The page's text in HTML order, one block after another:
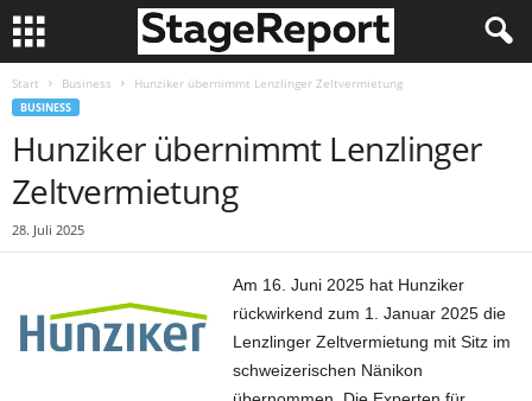
Start Business Hunziker übernimmt Lenzlinger Zeltvermietung
BUSINESS
Hunziker übernimmt Lenzlinger
Zeltvermietung
28. Juli 2025
Am 16. Juni 2025 hat Hunziker
rückwirkend zum 1. Januar 2025 die
Lenzlinger Zeltvermietung mit Sitz im
schweizerischen Nänikon